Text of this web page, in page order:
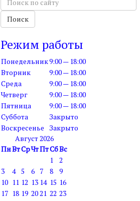
по
сайту
Поиск
Режим работы
Понедельник9:00 — 18:00
Вторник
9:00 — 18:00
Среда
9:00 — 18:00
Четверг
9:00 — 18:00
Пятница
9:00 — 18:00
Суббота
Закрыто
Воскресенье
Закрыто
Август 2026
ПнВтСрЧтПтСбВс
1
2
3
4 5 6 7 8
9
10 11 12 13 14 15 16
17 18 19 2021 22 23